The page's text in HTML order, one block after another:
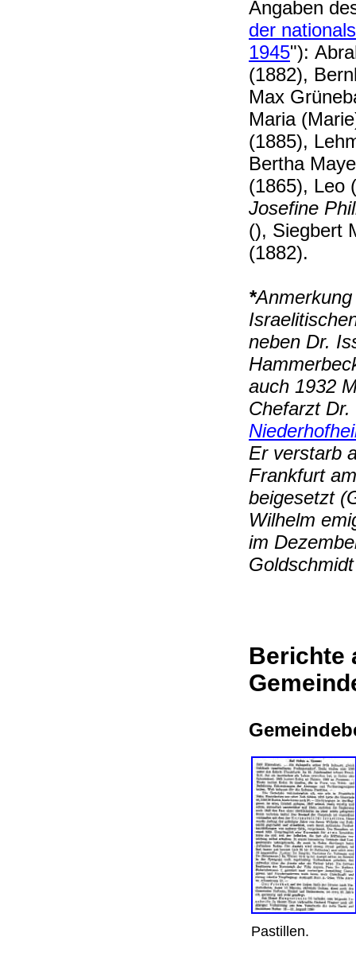
Angaben
der
1945"):
(1882),
Max
Maria
(1885),
Bertha
(1865), Leo
Josefine
(), Siegbert
(1882).
*
neben Dr.
auch 1932
Chefarzt
Er verstarb
Frankfurt
beigesetzt
Wilhelm
im
Berichte
Pastillen.